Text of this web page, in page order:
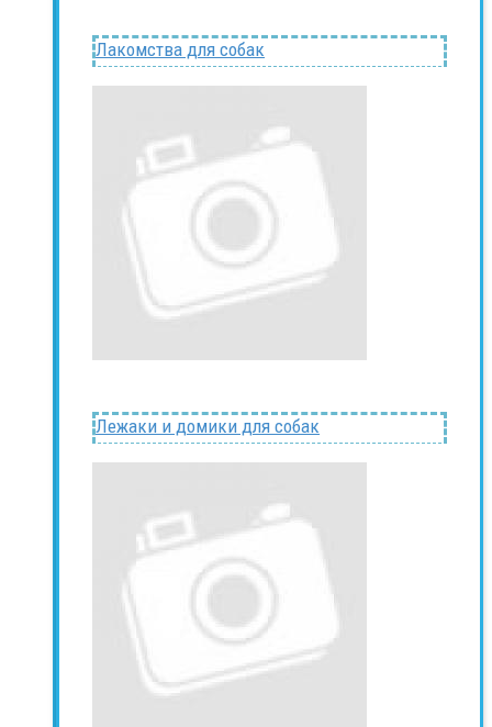
Лакомства для собак
Лежаки и домики для собак